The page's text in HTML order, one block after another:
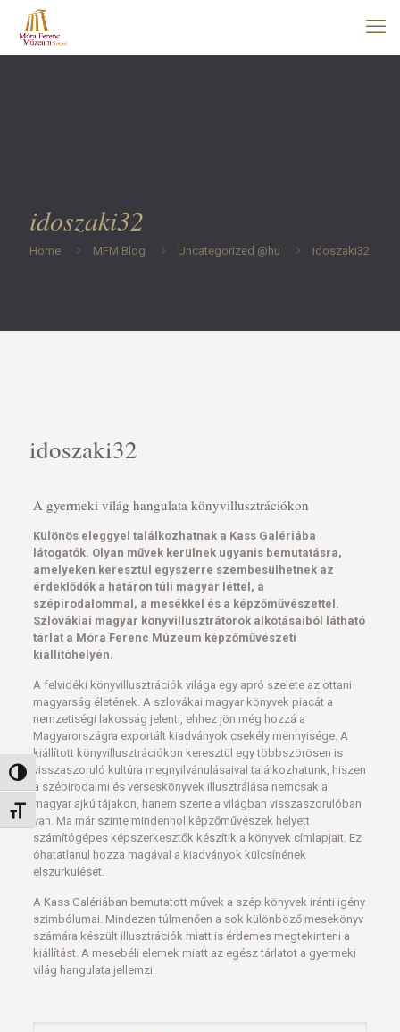
Nagy kontraszt váltása
Betűméret váltása
idoszaki32
Home MFM Blog Uncategorized @hu idoszaki32
idoszaki32
A gyermeki világ hangulata könyvillusztrációkon
Különös eleggyel találkozhatnak a Kass Galériába
látogatók. Olyan művek kerülnek ugyanis bemutatásra,
amelyeken keresztül egyszerre szembesülhetnek az
érdeklődők a határon túli magyar léttel, a
szépirodalommal, a mesékkel és a képzőművészettel.
Szlovákiai magyar könyvillusztrátorok alkotásaiból látható
tárlat a Móra Ferenc Múzeum képzőművészeti
kiállítóhelyén.
A felvidéki könyvillusztrációk világa egy apró szelete az ottani
magyarság életének. A szlovákai magyar könyvek piacát a
nemzetiségi lakosság jelenti, ehhez jön még hozzá a
Magyarországra exportált kiadványok csekély mennyisége. A
kiállított könyvillusztrációkon keresztül egy többszörösen is
visszaszoruló kultúra megnyilvánulásaival találkozhatunk, hiszen
a szépirodalmi és verseskönyvek illusztrálása nemcsak a
magyar ajkú tájakon, hanem szerte a világban visszaszorulóban
van. Ma már szinte mindenhol képzőművészek helyett
számítógépes képszerkesztők készítik a könyvek címlapjait. Ez
óhatatlanul hozza magával a kiadványok külcsínének
elszürkülését.
A Kass Galériában bemutatott művek a szép könyvek iránti igény
szimbólumai. Mindezen túlmenően a sok különböző mesekönyv
számára készült illusztrációk miatt is érdemes megtekinteni a
kiállítást. A mesebéli elemek miatt az egész tárlatot a gyermeki
világ hangulata jellemzi.